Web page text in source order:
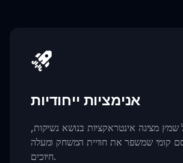
אנימציות ייחודיות
שמץ מציגה אינטראקציות בנושא נשיקות,
קומי שמשפר את חוויית המשחק ומעלה
חיוכים.